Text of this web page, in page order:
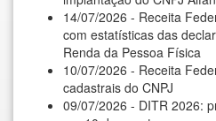
14/07/2026 - Receita
com estatísticas das
Renda da Pessoa Física
10/07/2026 - Receita
cadastrais do CNPJ
09/07/2026 - DITR 2026: